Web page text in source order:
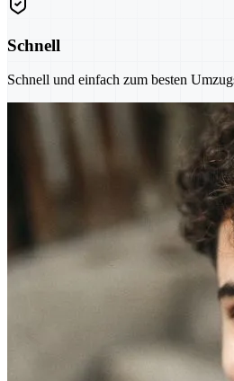
Schnell
Schnell und einfach zum besten